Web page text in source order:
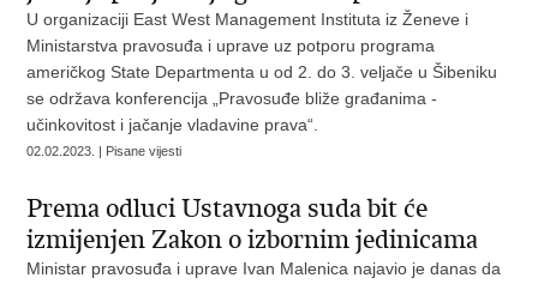
U organizaciji East West Management Instituta iz Ženeve i
Ministarstva pravosuđa i uprave uz potporu programa
američkog State Departmenta u od 2. do 3. veljače u Šibeniku
se održava konferencija „Pravosuđe bliže građanima -
učinkovitost i jačanje vladavine prava“.
02.02.2023. | Pisane vijesti
Prema odluci Ustavnoga suda bit će
izmijenjen Zakon o izbornim jedinicama
Ministar pravosuđa i uprave Ivan Malenica najavio je danas da